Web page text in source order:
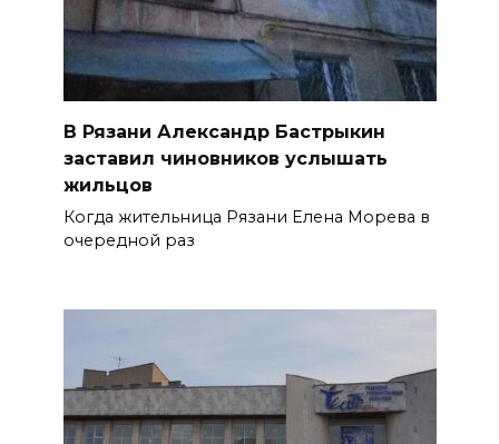
В Рязани Александр Бастрыкин
заставил чиновников услышать
жильцов
Когда жительница Рязани Елена Морева в
очередной раз